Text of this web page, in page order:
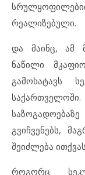
რეალიზებული.
და მაინც, ამ
ნაწილი
გამოხატავს
გვიჩვენებს,
შეიძლება
როგორც